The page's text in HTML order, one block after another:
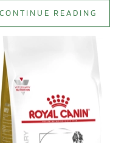
CONTINUE READING